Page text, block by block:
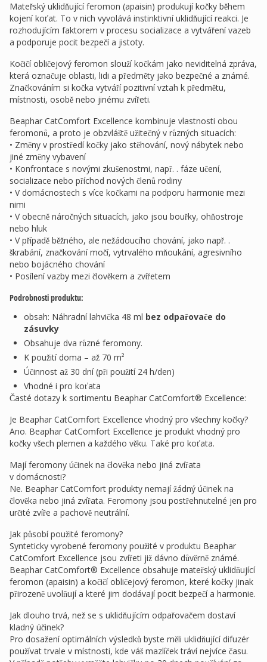
Mateřský uklidňující feromon (apaisin) produkují kočky během
kojení koťat. To v nich vyvolává instinktivní uklidňující reakci. Je
rozhodujícím faktorem v procesu socializace a vytváření vazeb
a podporuje pocit bezpečí a jistoty.
Kočičí obličejový feromon slouží kočkám jako neviditelná zpráva,
která označuje oblasti, lidi a předměty jako bezpečné a známé.
Značkováním si kočka vytváří pozitivní vztah k předmětu,
místnosti, osobě nebo jinému zvířeti.
Beaphar CatComfort Excellence kombinuje vlastnosti obou
feromonů, a proto je obzvláště užitečný v různých situacích:
• Změny v prostředí kočky jako stěhování, nový nábytek nebo
jiné změny vybavení
• Konfrontace s novými zkušenostmi, např. . fáze učení,
socializace nebo příchod nových členů rodiny
• V domácnostech s více kočkami na podporu harmonie mezi
nimi
• V obecně náročných situacích, jako jsou bouřky, ohňostroje
nebo hluk
• V případě běžného, ale nežádoucího chování, jako např. .
škrabání, značkování močí, vytrvalého mňoukání, agresivního
nebo bojácného chování
• Posílení vazby mezi člověkem a zvířetem
Podrobnosti produktu:
obsah: Náhradní lahvička 48 ml bez odpařovače do
zásuvky
Obsahuje dva různé feromony.
K použití doma – až 70 m²
Účinnost až 30 dní (při použití 24 h/den)
Vhodné i pro koťata
Časté dotazy k sortimentu Beaphar CatComfort® Excellence:
Je Beaphar CatComfort Excellence vhodný pro všechny kočky?
Ano. Beaphar CatComfort Excellence je produkt vhodný pro
kočky všech plemen a každého věku. Také pro koťata.
Mají feromony účinek na člověka nebo jiná zvířata
v domácnosti?
Ne. Beaphar CatComfort produkty nemají žádný účinek na
člověka nebo jiná zvířata. Feromony jsou postřehnutelné jen pro
určité zvíře a pachově neutrální.
Jak působí použité feromony?
Synteticky vyrobené feromony použité v produktu Beaphar
CatComfort Excellence jsou zvířeti již dávno důvěrně známé.
Beaphar CatComfort® Excellence obsahuje mateřský uklidňující
feromon (apaisin) a kočičí obličejový feromon, které kočky jinak
přirozeně uvolňují a které jim dodávají pocit bezpečí a harmonie.
Jak dlouho trvá, než se s uklidňujícím odpařovačem dostaví
kladný účinek?
Pro dosažení optimálních výsledků byste měli uklidňující difuzér
používat trvale v místnosti, kde váš mazlíček tráví nejvíce času.